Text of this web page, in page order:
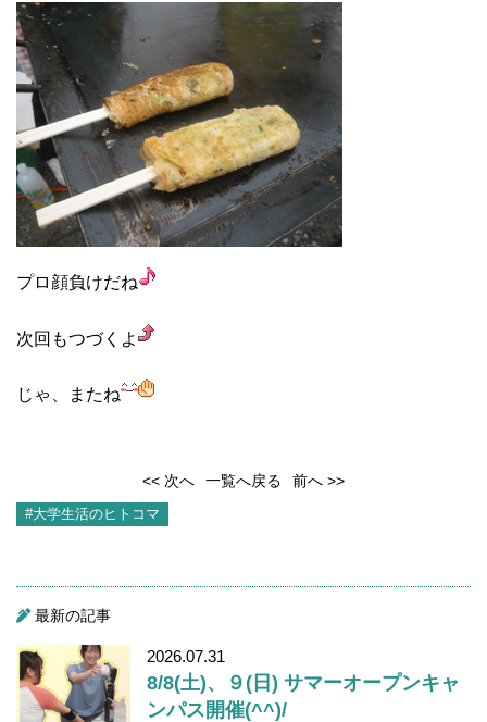
プロ顔負けだね
次回もつづくよ
じゃ、またね
<< 次へ 一覧へ戻る 前へ >>
#大学生活のヒトコマ
最新の記事
2026.07.31
8/8(土)、９(日) サマーオープンキャ
ンパス開催(^^)/